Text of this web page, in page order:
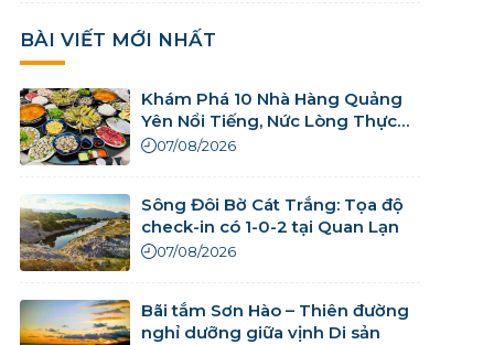
BÀI VIẾT MỚI NHẤT
Khám Phá 10 Nhà Hàng Quảng
Yên Nổi Tiếng, Nức Lòng Thực
Khách
07/08/2026
Sông Đôi Bờ Cát Trắng: Tọa độ
check-in có 1-0-2 tại Quan Lạn
07/08/2026
Bãi tắm Sơn Hào – Thiên đường
nghỉ dưỡng giữa vịnh Di sản